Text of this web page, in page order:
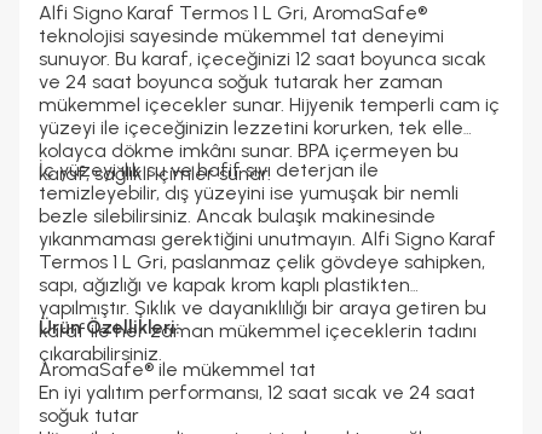
Alfi Signo Karaf Termos 1 L Gri, AromaSafe®
teknolojisi sayesinde mükemmel tat deneyimi
sunuyor. Bu karaf, içeceğinizi 12 saat boyunca sıcak
ve 24 saat boyunca soğuk tutarak her zaman
mükemmel içecekler sunar. Hijyenik temperli cam iç
yüzeyi ile içeceğinizin lezzetini korurken, tek elle
kolayca dökme imkânı sunar. BPA içermeyen bu
karaf, sağlıklı içimler sunar.
İç yüzeyi ılık su ve hafif sıvı deterjan ile
temizleyebilir, dış yüzeyini ise yumuşak bir nemli
bezle silebilirsiniz. Ancak bulaşık makinesinde
yıkanmaması gerektiğini unutmayın. Alfi Signo Karaf
Termos 1 L Gri, paslanmaz çelik gövdeye sahipken,
sapı, ağızlığı ve kapak krom kaplı plastikten
yapılmıştır. Şıklık ve dayanıklılığı bir araya getiren bu
karaf ile her zaman mükemmel içeceklerin tadını
çıkarabilirsiniz.
Ürün Özellikleri:
AromaSafe® ile mükemmel tat
En iyi yalıtım performansı, 12 saat sıcak ve 24 saat
soğuk tutar